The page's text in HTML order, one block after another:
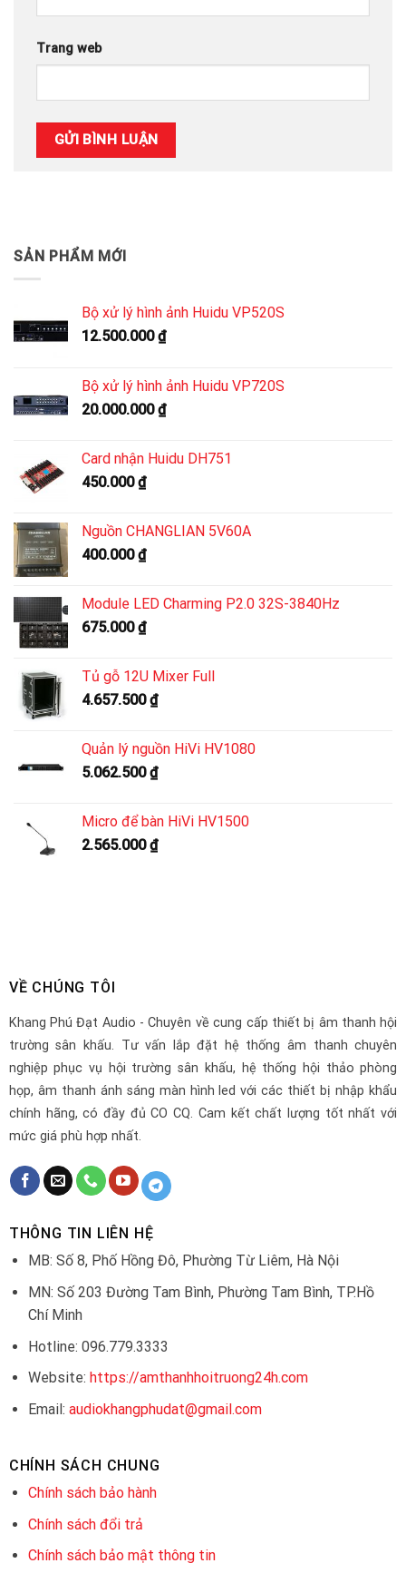
Trang web
SẢN PHẨM MỚI
Bộ xử lý hình ảnh Huidu VP520S
12.500.000₫
Bộ xử lý hình ảnh Huidu VP720S
20.000.000₫
Card nhận Huidu DH751
450.000₫
Nguồn CHANGLIAN 5V60A
400.000₫
Module LED Charming P2.0 32S-3840Hz
675.000₫
Tủ gỗ 12U Mixer Full
4.657.500₫
Quản lý nguồn HiVi HV1080
5.062.500₫
Micro để bàn HiVi HV1500
2.565.000₫
VỀ CHÚNG TÔI
Khang Phú Đạt Audio - Chuyên về cung cấp thiết bị âm thanh hội
trường sân khấu. Tư vấn lắp đặt hệ thống âm thanh chuyên
nghiệp phục vụ hội trường sân khấu, hệ thống hội thảo phòng
họp, âm thanh ánh sáng màn hình led với các thiết bị nhập khẩu
chính hãng, có đầy đủ CO CQ. Cam kết chất lượng tốt nhất với
mức giá phù hợp nhất.
THÔNG TIN LIÊN HỆ
MB: Số 8, Phố Hồng Đô, Phường Từ Liêm, Hà Nội
MN: Số 203 Đường Tam Bình, Phường Tam Bình, TP.Hồ
Chí Minh
Hotline: 096.779.3333
Website: https://amthanhhoitruong24h.com
Email: audiokhangphudat@gmail.com
CHÍNH SÁCH CHUNG
Chính sách bảo hành
Chính sách đổi trả
Chính sách bảo mật thông tin